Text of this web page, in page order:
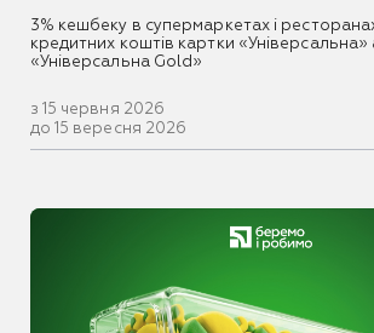
3% кешбеку в супермаркетах і
кредитних коштів картки «Універсальна»
«Універсальна Gold»
з 15 червня 2026
до 15 вересня 2026